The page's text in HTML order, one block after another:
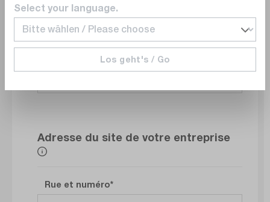
E-mail
Numéro de téléphone
Adresse du site de votre entreprise
Rue et numéro
Select your language.
Los geht's / Go